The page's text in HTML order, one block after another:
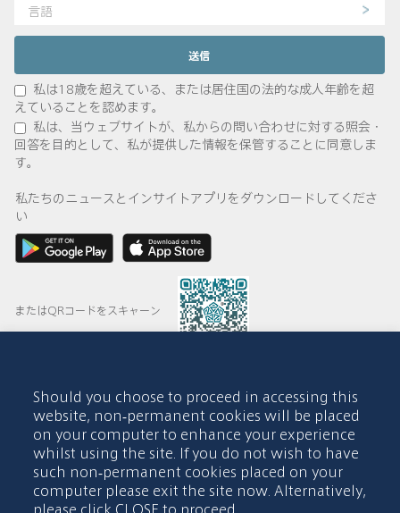
言語
私は18歳を超えている、または居住国の法的な成人年齢を超
えていることを認めます。
私は、当ウェブサイトが、私からの問い合わせに対する照会・
回答を目的として、私が提供した情報を保管することに同意しま
す。
私たちのニュースとインサイトアプリをダウンロードしてくださ
い
またはQRコードをスキャーン
© 2015-2026 Abdul Latif Jameel IPR Company Limited. Permission
to use this site is granted strictly subject to the Terms of Use. The
Abdul Latif Jameel name and the Abdul Latif Jameel logotype and
pentagon-shaped graphics are trademarks or registered trademarks
of Abdul Latif Jameel IPR Company Limited.
利用規約 アクセシビリティポリシー
Should you choose to proceed in accessing this
website, non-permanent cookies will be placed
on your computer to enhance your experience
whilst using the site. If you do not wish to have
such non-permanent cookies placed on your
computer please exit the site now. Alternatively,
please click CLOSE to proceed.